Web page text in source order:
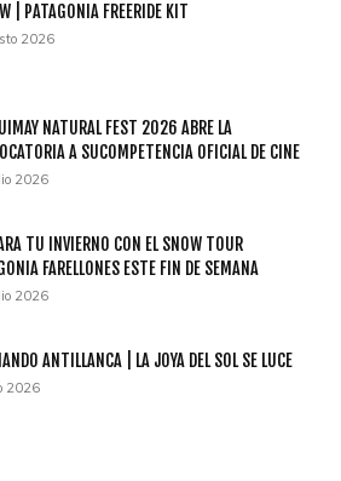
| PATAGONIA FREERIDE KIT
2026
NATURAL FEST 2026 ABRE LA
A SUCOMPETENCIA OFICIAL DE CINE
2026
TU INVIERNO CON EL SNOW TOUR
FARELLONES ESTE FIN DE SEMANA
2026
ANTILLANCA | LA JOYA DEL SOL SE LUCE
2026